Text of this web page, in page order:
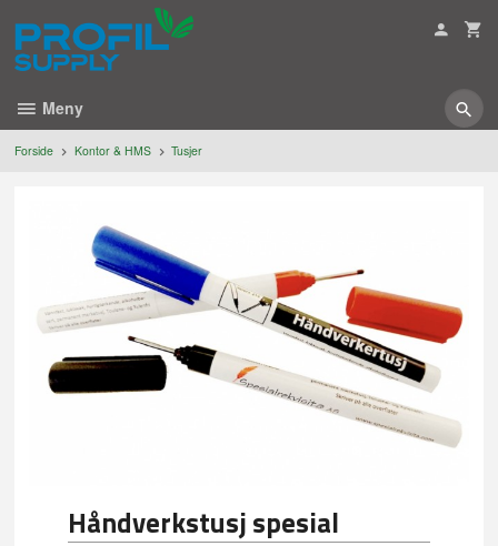
innholdet
Meny
Forside Kontor & HMS Tusjer
Håndverkstusj spesial